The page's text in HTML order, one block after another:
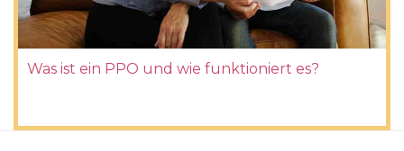
Was ist ein PPO und wie funktioniert es?